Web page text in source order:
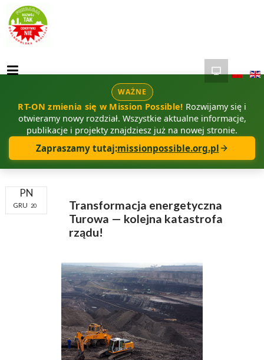
WAŻNE
RT-ON zmienia się w Mission Possible! Rozwijamy się i
otwieramy nowy rozdział. Wszystkie aktualne informacje,
publikacje i projekty znajdziesz już na nowej stronie.
Zapraszamy tutaj:missionpossible.org.pl
PN
GRU 20
Transformacja energetyczna
Turowa — kolejna katastrofa
rządu!